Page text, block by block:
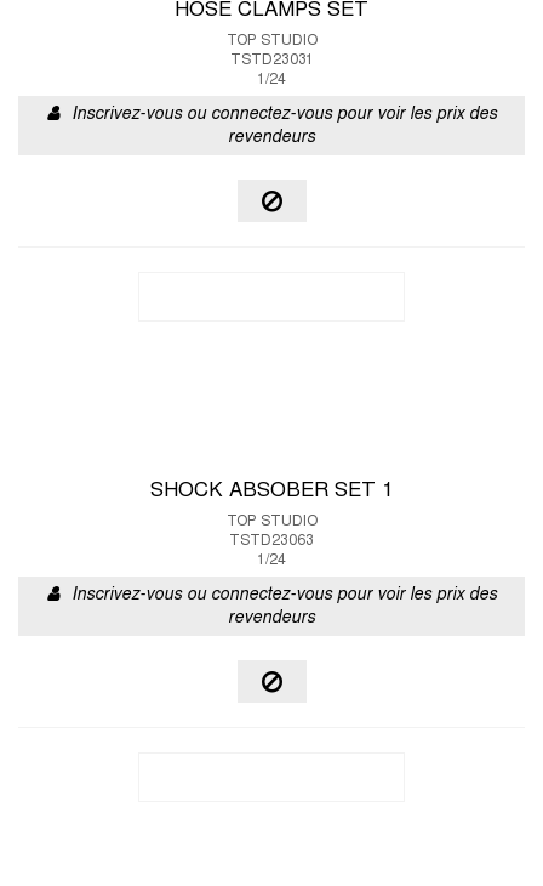
HOSE CLAMPS SET
TOP STUDIO
TSTD23031
1/24
Inscrivez-vous ou connectez-vous pour voir les prix des
revendeurs
SHOCK ABSOBER SET 1
TOP STUDIO
TSTD23063
1/24
Inscrivez-vous ou connectez-vous pour voir les prix des
revendeurs